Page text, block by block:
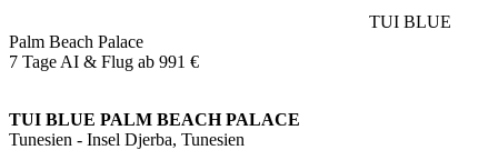
TUI BLUE
Palm Beach Palace
7 Tage AI & Flug ab 991 €
TUI BLUE PALM BEACH PALACE
Tunesien - Insel Djerba, Tunesien